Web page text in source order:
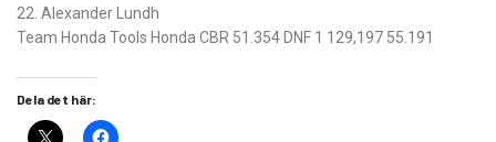
22. Alexander Lundh
Team Honda Tools Honda CBR 51.354 DNF 1 129,197 55.191
Dela det här: